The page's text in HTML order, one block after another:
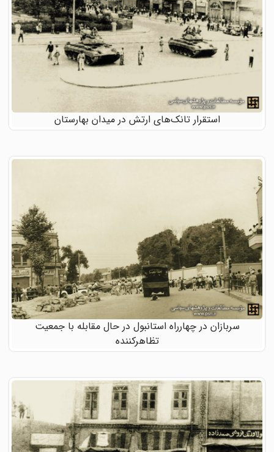
استقرار تانک‌های ارتش در میدان بهارستان
سربازان در چهارراه استانبول در حال مقابله با جمعیت
تظاهرکننده